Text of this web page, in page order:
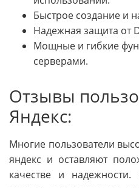
Быстрое создание и
Надежная защита от
Мощные и гибкие
серверами.
Отзывы
Яндекс:
Многие пользователи
яндекс и оставляют
качестве и